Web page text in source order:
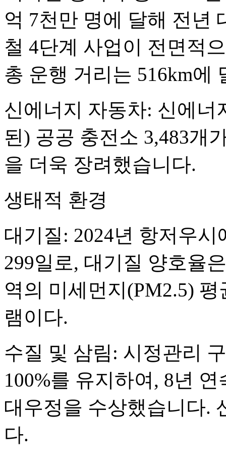
억 7천만 명에 달해 전년
철 4단계 사업이 전면적
총 운행 거리는 516km에
신에너지 자동차: 신에너
된) 공공 충전소 3,483개
을 더욱 장려했습니다.
생태적 환경
대기질: 2024년 항저우
299일로, 대기질 양호율
역의 미세먼지(PM2.5)
램이다.
수질 및 삼림: 시정관리
100%를 유지하여, 8년
대우정을 수상했습니다.
다.